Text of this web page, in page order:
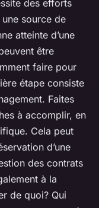
des efforts
source de
atteinte d’une
être
faire pour
étape consiste
Faites
à accomplir, en
Cela peut
d’une
des contrats
à la
de quoi? Qui